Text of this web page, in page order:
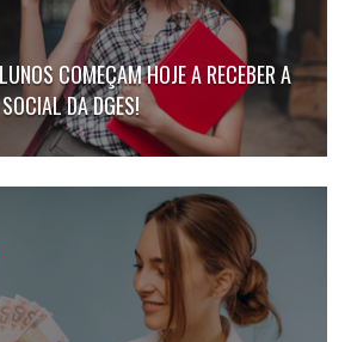
COMEÇAM HOJE A RECEBER A
DA DGES!